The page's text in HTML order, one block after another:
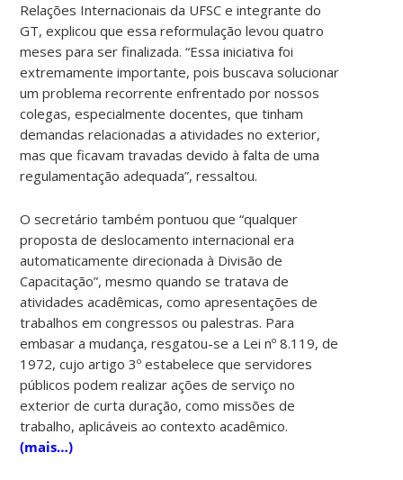
Relações Internacionais da UFSC e integrante do
GT, explicou que essa reformulação levou quatro
meses para ser finalizada. “Essa iniciativa foi
extremamente importante, pois buscava solucionar
um problema recorrente enfrentado por nossos
colegas, especialmente docentes, que tinham
demandas relacionadas a atividades no exterior,
mas que ficavam travadas devido à falta de uma
regulamentação adequada”, ressaltou.
O secretário também pontuou que “qualquer
proposta de deslocamento internacional era
automaticamente direcionada à Divisão de
Capacitação”, mesmo quando se tratava de
atividades acadêmicas, como apresentações de
trabalhos em congressos ou palestras. Para
embasar a mudança, resgatou-se a Lei nº 8.119, de
1972, cujo artigo 3º estabelece que servidores
públicos podem realizar ações de serviço no
exterior de curta duração, como missões de
trabalho, aplicáveis ao contexto acadêmico.
(mais…)